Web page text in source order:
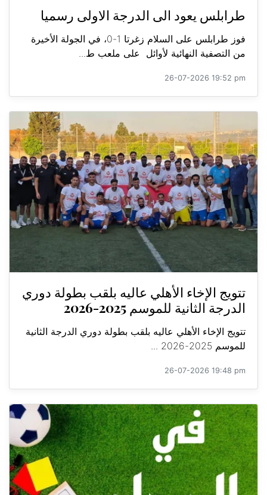
طرابلس يعود الى الدرجة الاولى رسميا
فوز طرابلس على السلام زغرتا 1-0، في الجولة الأخيرة
من التصفية النهائية لأوائل على ملعب ط...
26-07-2026 19:52 pm
تتويج الإخاء الأهلي عاليه بلقب بطولة دوري
الدرجة الثانية للموسم 2025-2026
تتويج الإخاء الأهلي عاليه بلقب بطولة دوري الدرجة الثانية
للموسم 2025-2026 ...
26-07-2026 19:48 pm